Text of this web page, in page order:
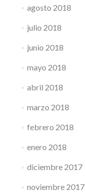
agosto 2018
julio 2018
junio 2018
mayo 2018
abril 2018
marzo 2018
febrero 2018
enero 2018
diciembre 2017
noviembre 2017